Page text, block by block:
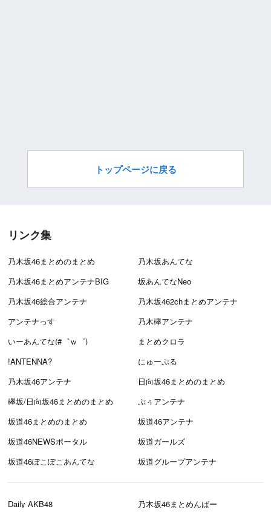
トップページに戻る
リンク集
乃木坂46まとめのまとめ
乃木坂あんてな
乃木坂46まとめアンテナBIG
坂あんてなNeo
乃木坂46総合アンテナ
乃木坂462chまとめアンテナ
アンテナっす
乃木欅アンテナ
いーあんてな(#゜ｗ゜)
まとめクロラ
!ANTENNA?
にゅーぷる
乃木坂46アンテナ
日向坂46まとめのまとめ
欅坂/日向坂46まとめのまとめ
ぷぅアンテナ
坂道46まとめのまとめ
坂道46アンテナ
坂道46NEWSポータル
坂道ガールズ
坂道46ぽこぽこあんてな
坂道グループアンテナ
Daily AKB48 乃木坂46まとめんばー